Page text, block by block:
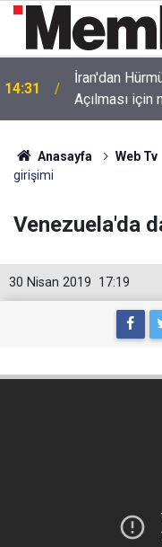
14:31
İran'dan
Açılması için
Anasayfa Web Tv
girişimi
Venezuela'da
17:19
30 Nisan 2019